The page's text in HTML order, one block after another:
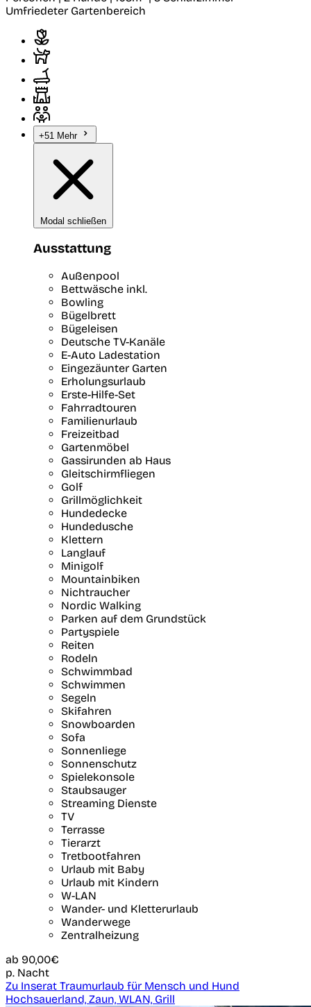
Umfriedeter Gartenbereich
+51 Mehr
Modal schließen
Ausstattung
Außenpool
Bettwäsche inkl.
Bowling
Bügelbrett
Bügeleisen
Deutsche TV-Kanäle
E-Auto Ladestation
Eingezäunter Garten
Erholungsurlaub
Erste-Hilfe-Set
Fahrradtouren
Familienurlaub
Freizeitbad
Gartenmöbel
Gassirunden ab Haus
Gleitschirmfliegen
Golf
Grillmöglichkeit
Hundedecke
Hundedusche
Klettern
Langlauf
Minigolf
Mountainbiken
Nichtraucher
Nordic Walking
Parken auf dem Grundstück
Partyspiele
Reiten
Rodeln
Schwimmbad
Schwimmen
Segeln
Skifahren
Snowboarden
Sofa
Sonnenliege
Sonnenschutz
Spielekonsole
Staubsauger
Streaming Dienste
TV
Terrasse
Tierarzt
Tretbootfahren
Urlaub mit Baby
Urlaub mit Kindern
W-LAN
Wander- und Kletterurlaub
Wanderwege
Zentralheizung
ab 90,00€
p. Nacht
Zu Inserat Traumurlaub für Mensch und Hund
Hochsauerland, Zaun, WLAN, Grill